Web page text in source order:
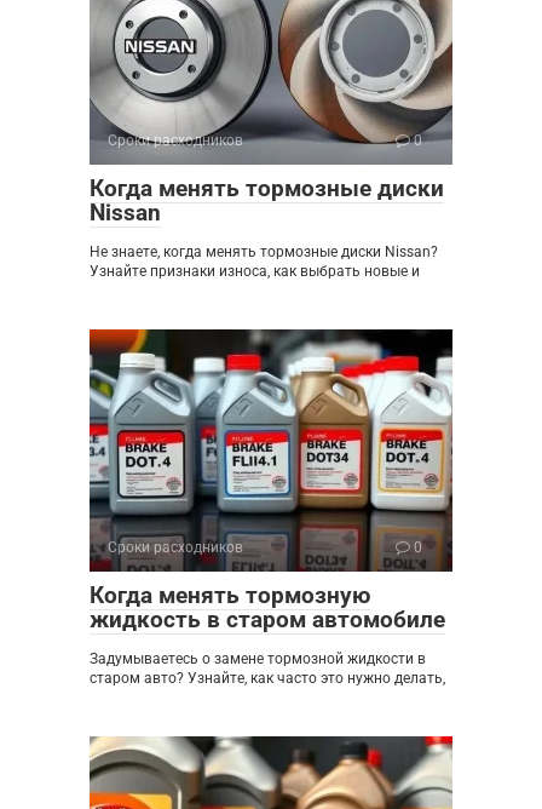
Сроки расходников 0
Когда менять тормозные диски
Nissan
Не знаете, когда менять тормозные диски Nissan?
Узнайте признаки износа, как выбрать новые и
Сроки расходников 0
Когда менять тормозную
жидкость в старом автомобиле
Задумываетесь о замене тормозной жидкости в
старом авто? Узнайте, как часто это нужно делать,